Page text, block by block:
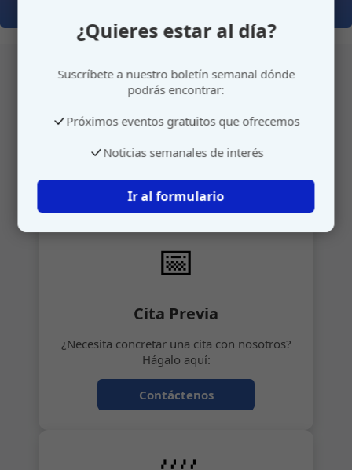
Atención personalizada
Gestione su cita o envíenos sus sugerencias de
📅
Cita Previa
¿Necesita concretar una cita con nosotros?
Hágalo aquí:
Contáctenos
¿Quieres estar al día?
Suscríbete a nuestro boletín semanal dónde
podrás encontrar:
Próximos eventos gratuitos que ofrecemos
Noticias semanales de interés
Ir al formulario